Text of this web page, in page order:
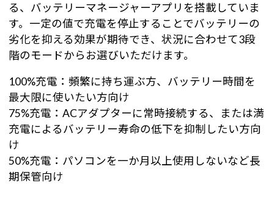
る、バッテリーマネージャーアプリを搭載していま
す。一定の値で充電を停止することでバッテリーの
劣化を抑える効果が期待でき、状況に合わせて3段
階のモードからお選びいただけます。
100%充電：頻繁に持ち運ぶ方、バッテリー時間を
最大限に使いたい方向け
75%充電：ACアダプターに常時接続する、または満
充電によるバッテリー寿命の低下を抑制したい方向
け
50%充電：パソコンを一か月以上使用しないなど長
期保管向け